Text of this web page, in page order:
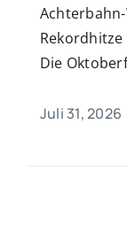
Achterbahn-
Die
Juli 31, 2026